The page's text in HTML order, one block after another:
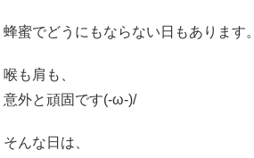
蜂蜜でどうにもならない日もあります。
喉も肩も、
意外と頑固です(-ω-)/
そんな日は、